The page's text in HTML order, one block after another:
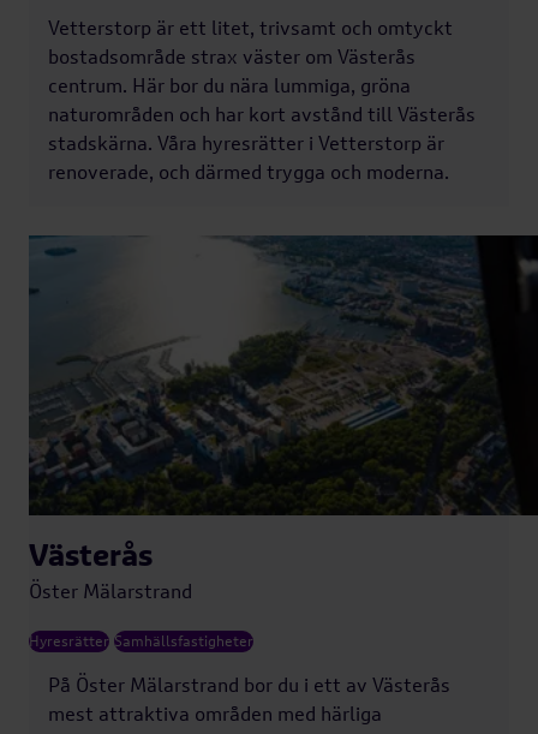
Vetterstorp är ett litet, trivsamt och omtyckt
bostadsområde strax väster om Västerås
centrum. Här bor du nära lummiga, gröna
naturområden och har kort avstånd till Västerås
stadskärna. Våra hyresrätter i Vetterstorp är
renoverade, och därmed trygga och moderna.
Västerås
Öster Mälarstrand
Hyresrätter Samhällsfastigheter
På Öster Mälarstrand bor du i ett av Västerås
mest attraktiva områden med härliga